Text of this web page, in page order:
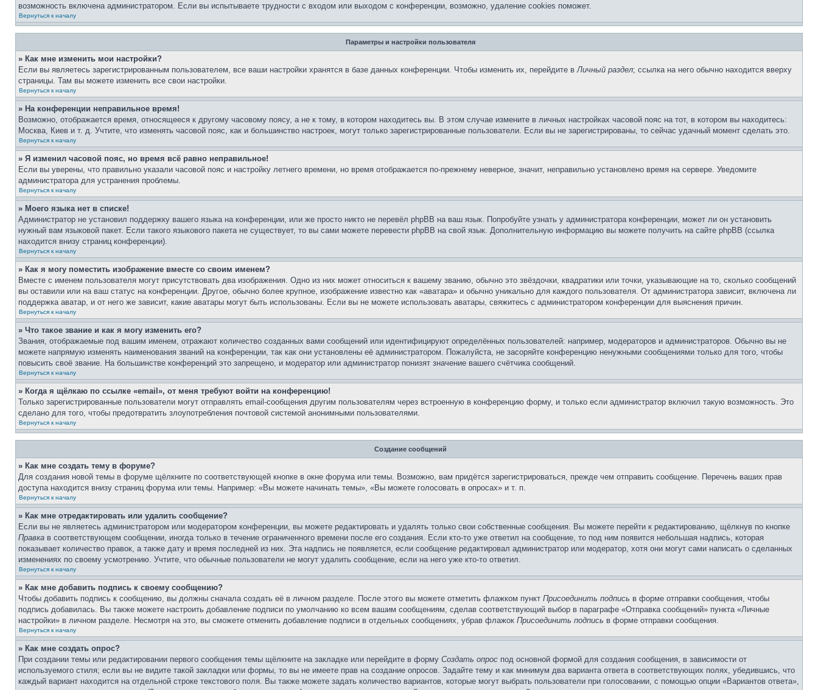
возможность включена администратором. Если вы испытываете трудности с входом или выходом с конференции, возможно, удаление cookies поможет.
Вернуться к началу
Параметры и настройки пользователя
» Как мне изменить мои настройки?
Если вы являетесь зарегистрированным пользователем, все ваши настройки хранятся в базе данных конференции. Чтобы изменить их, перейдите вЛичный раздел; ссылка на него обычно находится вверху
страницы. Там вы можете изменить все свои настройки.
Вернуться к началу
» На конференции неправильное время!
Возможно, отображается время, относящееся к другому часовому поясу, а не к тому, в котором находитесь вы. В этом случае измените в личных настройках часовой пояс на тот, в котором вы находитесь:
Москва, Киев и т. д. Учтите, что изменять часовой пояс, как и большинство настроек, могут только зарегистрированные пользователи. Если вы не зарегистрированы, то сейчас удачный момент сделать это.
Вернуться к началу
» Я изменил часовой пояс, но время всё равно неправильное!
Если вы уверены, что правильно указали часовой пояс и настройку летнего времени, но время отображается по-прежнему неверное, значит, неправильно установлено время на сервере. Уведомите
администратора для устранения проблемы.
Вернуться к началу
» Моего языка нет в списке!
Администратор не установил поддержку вашего языка на конференции, или же просто никто не перевёл phpBB на ваш язык. Попробуйте узнать у администратора конференции, может ли он установить
нужный вам языковой пакет. Если такого языкового пакета не существует, то вы сами можете перевести phpBB на свой язык. Дополнительную информацию вы можете получить на сайте phpBB (ссылка
находится внизу страниц конференции).
Вернуться к началу
» Как я могу поместить изображение вместе со своим именем?
Вместе с именем пользователя могут присутствовать два изображения. Одно из них может относиться к вашему званию, обычно это звёздочки, квадратики или точки, указывающие на то, сколько сообщений
вы оставили или на ваш статус на конференции. Другое, обычно более крупное, изображение известно как «аватара» и обычно уникально для каждого пользователя. От администратора зависит, включена ли
поддержка аватар, и от него же зависит, какие аватары могут быть использованы. Если вы не можете использовать аватары, свяжитесь с администратором конференции для выяснения причин.
Вернуться к началу
» Что такое звание и как я могу изменить его?
Звания, отображаемые под вашим именем, отражают количество созданных вами сообщений или идентифицируют определённых пользователей: например, модераторов и администраторов. Обычно вы не
можете напрямую изменять наименования званий на конференции, так как они установлены её администратором. Пожалуйста, не засоряйте конференцию ненужными сообщениями только для того, чтобы
повысить своё звание. На большинстве конференций это запрещено, и модератор или администратор понизят значение вашего счётчика сообщений.
Вернуться к началу
» Когда я щёлкаю по ссылке «email», от меня требуют войти на конференцию!
Только зарегистрированные пользователи могут отправлять email-сообщения другим пользователям через встроенную в конференцию форму, и только если администратор включил такую возможность. Это
сделано для того, чтобы предотвратить злоупотребления почтовой системой анонимными пользователями.
Вернуться к началу
Создание сообщений
» Как мне создать тему в форуме?
Для создания новой темы в форуме щёлкните по соответствующей кнопке в окне форума или темы. Возможно, вам придётся зарегистрироваться, прежде чем отправить сообщение. Перечень ваших прав
доступа находится внизу страниц форума или темы. Например: «Вы можете начинать темы», «Вы можете голосовать в опросах» и т. п.
Вернуться к началу
» Как мне отредактировать или удалить сообщение?
Если вы не являетесь администратором или модератором конференции, вы можете редактировать и удалять только свои собственные сообщения. Вы можете перейти к редактированию, щёлкнув по кнопке
Правка в соответствующем сообщении, иногда только в течение ограниченного времени после его создания. Если кто-то уже ответил на сообщение, то под ним появится небольшая надпись, которая
показывает количество правок, а также дату и время последней из них. Эта надпись не появляется, если сообщение редактировал администратор или модератор, хотя они могут сами написать о сделанных
изменениях по своему усмотрению. Учтите, что обычные пользователи не могут удалить сообщение, если на него уже кто-то ответил.
Вернуться к началу
» Как мне добавить подпись к своему сообщению?
Чтобы добавить подпись к сообщению, вы должны сначала создать её в личном разделе. После этого вы можете отметить флажком пункт Присоединить подпись в форме отправки сообщения, чтобы
подпись добавилась. Вы также можете настроить добавление подписи по умолчанию ко всем вашим сообщениям, сделав соответствующий выбор в параграфе «Отправка сообщений» пункта «Личные
настройки» в личном разделе. Несмотря на это, вы сможете отменить добавление подписи в отдельных сообщениях, убрав флажок Присоединить подпись в форме отправки сообщения.
Вернуться к началу
» Как мне создать опрос?
При создании темы или редактировании первого сообщения темы щёлкните на закладке или перейдите в форму Создать опрос под основной формой для создания сообщения, в зависимости от
используемого стиля; если вы не видите такой закладки или формы, то вы не имеете прав на создание опросов. Задайте тему и как минимум два варианта ответа в соответствующих полях, убедившись, что
каждый вариант находится на отдельной строке текстового поля. Вы также можете задать количество вариантов, которые могут выбрать пользователи при голосовании, с помощью опции «Вариантов ответа»,